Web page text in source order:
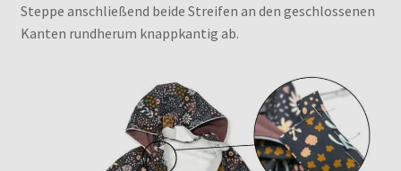
Steppe anschließend beide Streifen an den geschlossenen
Kanten rundherum knappkantig ab.